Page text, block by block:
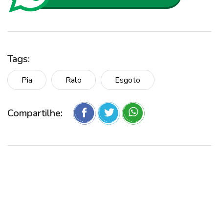
Tags:
Pia Ralo Esgoto
Compartilhe: